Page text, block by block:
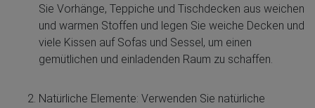
Sie Vorhänge, Teppiche und Tischdecken aus weichen
und warmen Stoffen und legen Sie weiche Decken und
viele Kissen auf Sofas und Sessel, um einen
gemütlichen und einladenden Raum zu schaffen.
Natürliche Elemente: Verwenden Sie natürliche